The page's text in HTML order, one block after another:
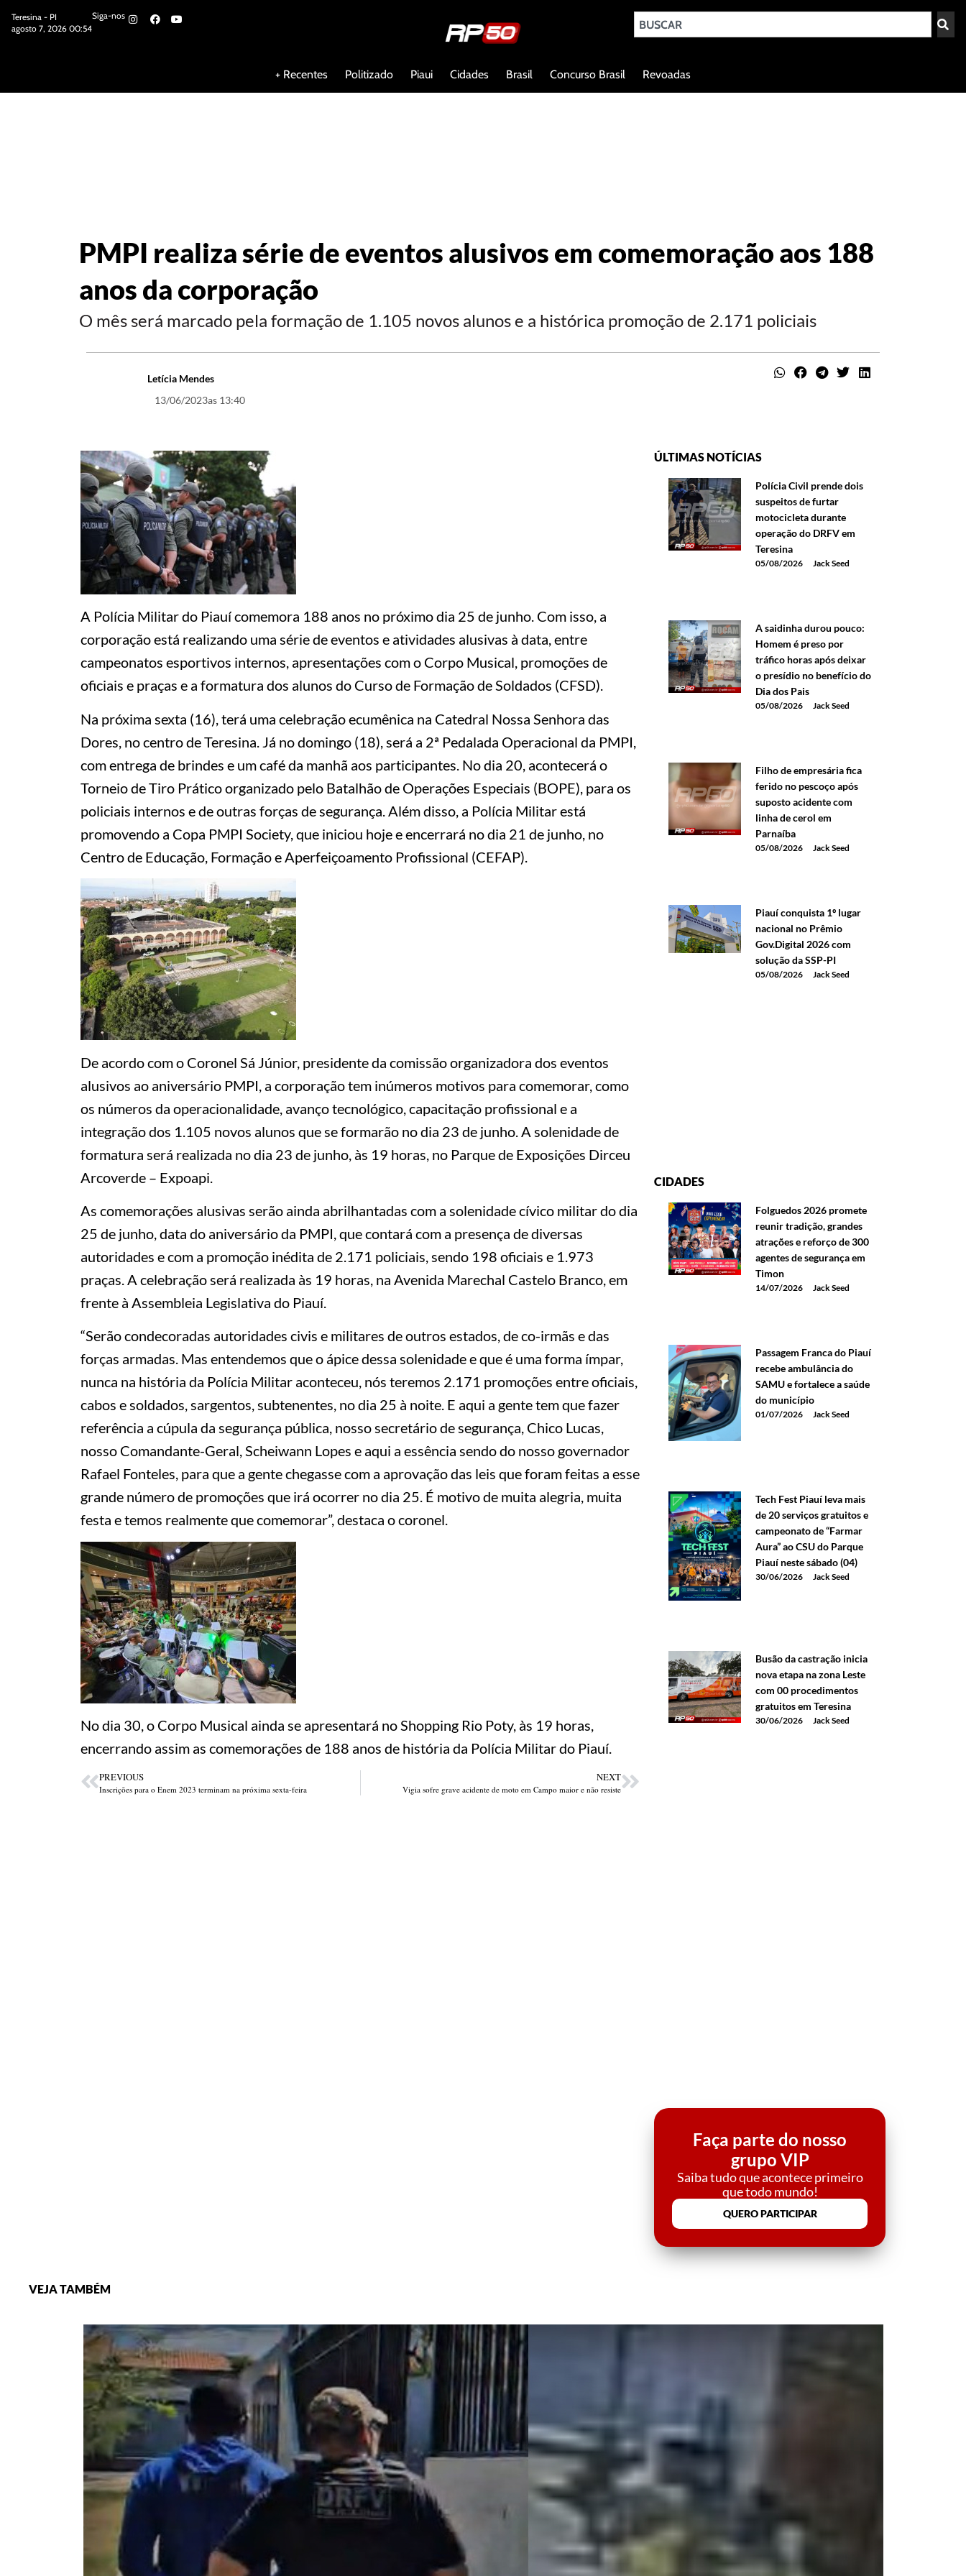
Teresina - PI
agosto 7, 2026 00:54
Siga-nos
+ Recentes Politizado Piaui Cidades Brasil Concurso Brasil Revoadas
PMPI realiza série de eventos alusivos em comemoração aos 188
anos da corporação
O mês será marcado pela formação de 1.105 novos alunos e a histórica promoção de 2.171 policiais
Letícia Mendes
13/06/2023as 13:40
A Polícia Militar do Piauí comemora 188 anos no próximo dia 25 de junho. Com isso, a
corporação está realizando uma série de eventos e atividades alusivas à data, entre
campeonatos esportivos internos, apresentações com o Corpo Musical, promoções de
oficiais e praças e a formatura dos alunos do Curso de Formação de Soldados (CFSD).
Na próxima sexta (16), terá uma celebração ecumênica na Catedral Nossa Senhora das
Dores, no centro de Teresina. Já no domingo (18), será a 2ª Pedalada Operacional da PMPI,
com entrega de brindes e um café da manhã aos participantes. No dia 20, acontecerá o
Torneio de Tiro Prático organizado pelo Batalhão de Operações Especiais (BOPE), para os
policiais internos e de outras forças de segurança. Além disso, a Polícia Militar está
promovendo a Copa PMPI Society, que iniciou hoje e encerrará no dia 21 de junho, no
Centro de Educação, Formação e Aperfeiçoamento Profissional (CEFAP).
De acordo com o Coronel Sá Júnior, presidente da comissão organizadora dos eventos
alusivos ao aniversário PMPI, a corporação tem inúmeros motivos para comemorar, como
os números da operacionalidade, avanço tecnológico, capacitação profissional e a
integração dos 1.105 novos alunos que se formarão no dia 23 de junho. A solenidade de
formatura será realizada no dia 23 de junho, às 19 horas, no Parque de Exposições Dirceu
Arcoverde – Expoapi.
As comemorações alusivas serão ainda abrilhantadas com a solenidade cívico militar do dia
25 de junho, data do aniversário da PMPI, que contará com a presença de diversas
autoridades e com a promoção inédita de 2.171 policiais, sendo 198 oficiais e 1.973
praças. A celebração será realizada às 19 horas, na Avenida Marechal Castelo Branco, em
frente à Assembleia Legislativa do Piauí.
“Serão condecoradas autoridades civis e militares de outros estados, de co-irmãs e das
forças armadas. Mas entendemos que o ápice dessa solenidade e que é uma forma ímpar,
nunca na história da Polícia Militar aconteceu, nós teremos 2.171 promoções entre oficiais,
cabos e soldados, sargentos, subtenentes, no dia 25 à noite. E aqui a gente tem que fazer
referência a cúpula da segurança pública, nosso secretário de segurança, Chico Lucas,
nosso Comandante-Geral, Scheiwann Lopes e aqui a essência sendo do nosso governador
Rafael Fonteles, para que a gente chegasse com a aprovação das leis que foram feitas a esse
grande número de promoções que irá ocorrer no dia 25. É motivo de muita alegria, muita
festa e temos realmente que comemorar”, destaca o coronel.
No dia 30, o Corpo Musical ainda se apresentará no Shopping Rio Poty, às 19 horas,
encerrando assim as comemorações de 188 anos de história da Polícia Militar do Piauí.
PREVIOUS
Inscrições para o Enem 2023 terminam na próxima sexta-feira
NEXT
Vigia sofre grave acidente de moto em Campo maior e não resiste
ÚLTIMAS NOTÍCIAS
Polícia Civil prende dois
suspeitos de furtar
motocicleta durante
operação do DRFV em
Teresina
05/08/2026 Jack Seed
A saidinha durou pouco:
Homem é preso por
tráfico horas após deixar
o presídio no benefício do
Dia dos Pais
05/08/2026 Jack Seed
Filho de empresária fica
ferido no pescoço após
suposto acidente com
linha de cerol em
Parnaíba
05/08/2026 Jack Seed
Piauí conquista 1º lugar
nacional no Prêmio
Gov.Digital 2026 com
solução da SSP-PI
05/08/2026 Jack Seed
CIDADES
Folguedos 2026 promete
reunir tradição, grandes
atrações e reforço de 300
agentes de segurança em
Timon
14/07/2026 Jack Seed
Passagem Franca do Piauí
recebe ambulância do
SAMU e fortalece a saúde
do município
01/07/2026 Jack Seed
Tech Fest Piauí leva mais
de 20 serviços gratuitos e
campeonato de “Farmar
Aura” ao CSU do Parque
Piauí neste sábado (04)
30/06/2026 Jack Seed
Busão da castração inicia
nova etapa na zona Leste
com 00 procedimentos
gratuitos em Teresina
30/06/2026 Jack Seed
Faça parte do nosso
grupo VIP
Saiba tudo que acontece primeiro
que todo mundo!
QUERO PARTICIPAR
VEJA TAMBÉM